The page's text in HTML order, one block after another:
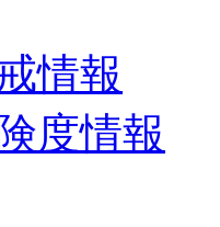
情報
度情報